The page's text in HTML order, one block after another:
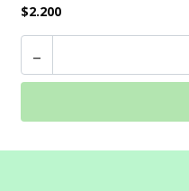
$2.200
-